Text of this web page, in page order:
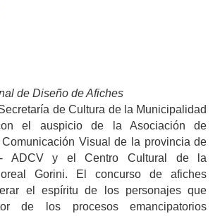
de Diseño de Afiches
de Cultura de la Municipalidad
el auspicio de la Asociación de
Visual de la provincia de
- ADCV y el Centro Cultural de la
Gorini. El concurso de afiches
el espíritu de los personajes que
de los procesos emancipatorios